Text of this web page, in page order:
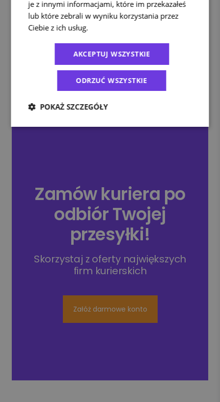
rynku/
Top 30 Marketplaces in the United States
https://pl.investing.com/news/stock-market-
news/wydatki-na-zakupy-online-w-usa-w-
okresie-swiatecznym-wzrosly-o-9-ze-
smartfonami-na-czele–adobe-93CH-801036
Zamów kuriera po
odbiór Twojej
przesyłki!
Skorzystaj z oferty największych
firm kurierskich
Załóż darmowe konto
je z innymi informacjami, które im przekazałeś
lub które zebrali w wyniku korzystania przez
Ciebie z ich usług.
AKCEPTUJ WSZYSTKIE
ODRZUĆ WSZYSTKIE
POKAŻ SZCZEGÓŁY